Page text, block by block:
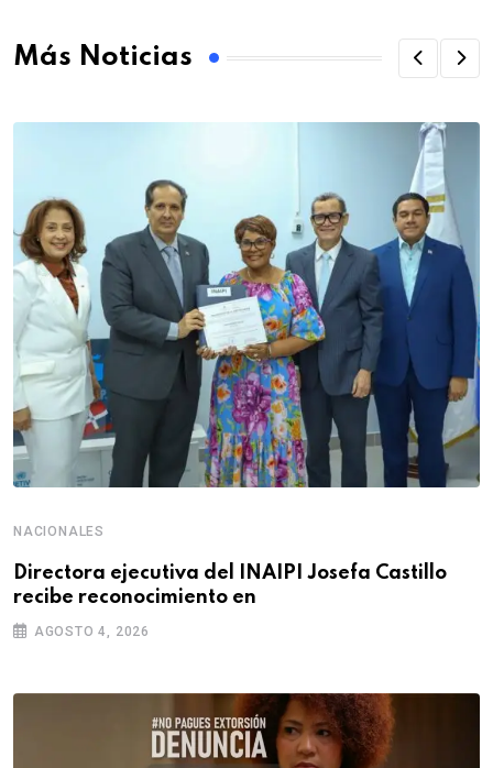
Más Noticias
NACIONALES
Directora ejecutiva del INAIPI Josefa Castillo
recibe reconocimiento en
AGOSTO 4, 2026